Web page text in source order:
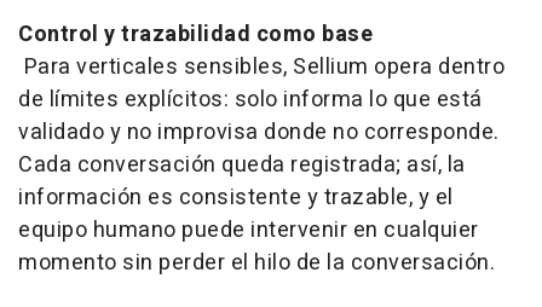
Control y trazabilidad como base
Para verticales sensibles, Sellium opera dentro
de límites explícitos: solo informa lo que está
validado y no improvisa donde no corresponde.
Cada conversación queda registrada; así, la
información es consistente y trazable, y el
equipo humano puede intervenir en cualquier
momento sin perder el hilo de la conversación.